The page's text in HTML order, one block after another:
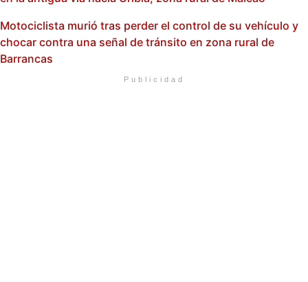
Motociclista murió tras perder el control de su vehículo y
chocar contra una señal de tránsito en zona rural de
Barrancas
Publicidad